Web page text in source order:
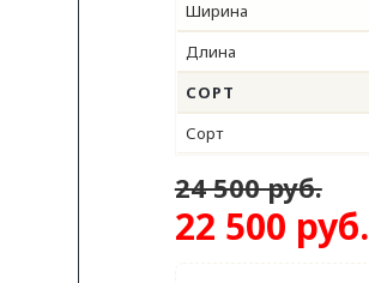
Ширина
Длина
СОРТ
Сорт
22 500 руб.
24 500 руб.